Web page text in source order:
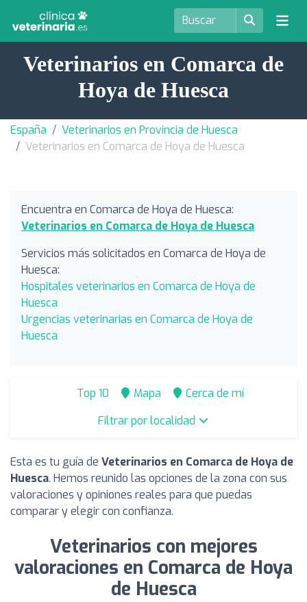
Veterinarios en Comarca de
Hoya de Huesca
España
Veterinarios en Provincia de Huesca
Veterinarios en Comarca de Hoya de Huesca
Encuentra en Comarca de Hoya de Huesca:
Veterinarios en Comarca de Hoya de Huesca
Servicios más solicitados en Comarca de Hoya de
Huesca:
Hospitales veterinarios en Comarca de Hoya de
Huesca
Urgencias veterinarias en Comarca de Hoya de
Huesca
Top 10 Mapa
Cerca de mí
Filtrar por localidad
Esta es tu guía de Veterinarios en Comarca de Hoya de
Huesca. Hemos reunido las opciones de la zona con sus
valoraciones y opiniones reales para que puedas
comparar y elegir con confianza.
Veterinarios con mejores
valoraciones en Comarca de Hoya
de Huesca